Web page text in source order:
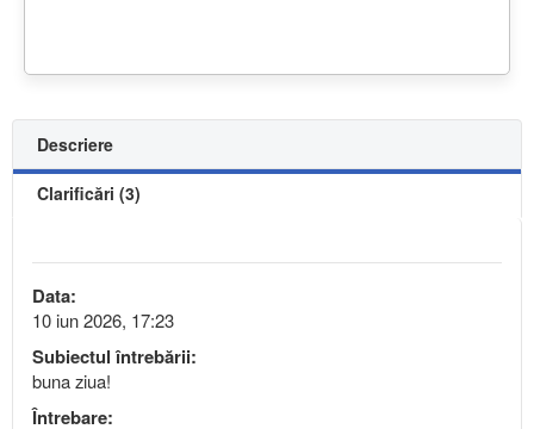
Descriere
Clarificări (3)
Data:
10 iun 2026, 17:23
Subiectul întrebării:
buna ziua!
Întrebare: